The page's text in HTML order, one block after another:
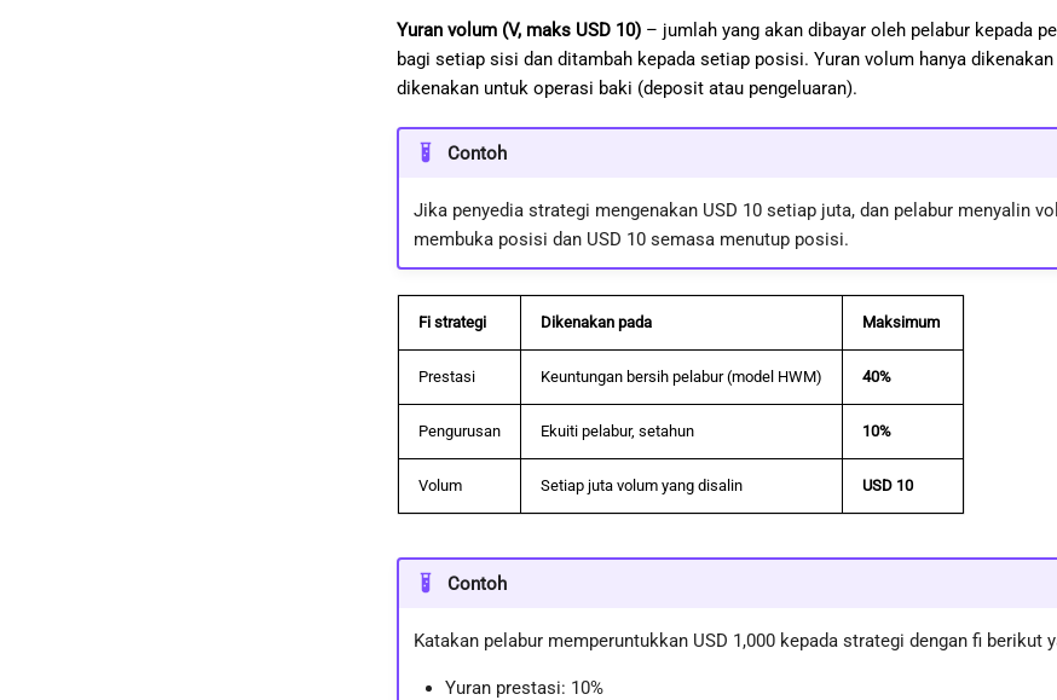
Yuran volum (V, maks USD 10) – jumlah yang akan dibayar oleh pelabur kepada
bagi setiap sisi dan ditambah kepada setiap posisi. Yuran volum hanya
dikenakan untuk operasi baki (deposit atau pengeluaran).
Contoh
Jika penyedia strategi mengenakan USD 10 setiap juta, dan pelabur menyalin
membuka posisi dan USD 10 semasa menutup posisi.
Fi strategi Dikenakan pada Maksimum
Prestasi Keuntungan bersih pelabur (model HWM) 40%
Pengurusan Ekuiti pelabur, setahun 10%
Volum Setiap juta volum yang disalin USD 10
Contoh
Katakan pelabur memperuntukkan USD 1,000 kepada strategi dengan fi
Yuran prestasi: 10%